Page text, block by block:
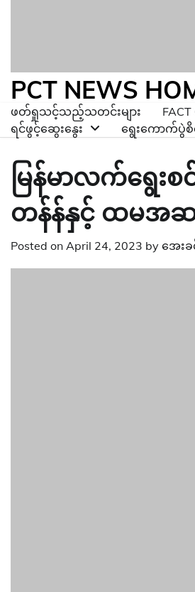
PCT NEWS
ဖတ်ရှုသင့်သည့်သတင်းများ FACT
ရင်ဖွင့်ဆွေးနွေး
ရွေးကောက်ပွဲစိ
မြန်မာလက်ရွေး
တန်န်နှင့် ထမအဆ
Posted on April 24, 2023 by အေးခ